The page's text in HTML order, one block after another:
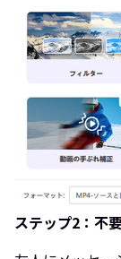
ステップ2：不